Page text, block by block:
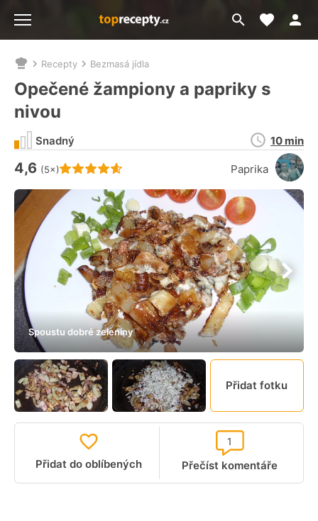
Přejít
na
Moje
Nacházíte
se
zde:
Recepty Bezmasá jídla
Opečené žampiony a papriky s
nivou
Hodnocení receptu je
4,6 (5×) Paprika
Snadný
Doba
přípravy
10 min
Spoustu dobré zeleniny
Přidat fotku
Přidat do oblíbených Přečíst komentáře
1